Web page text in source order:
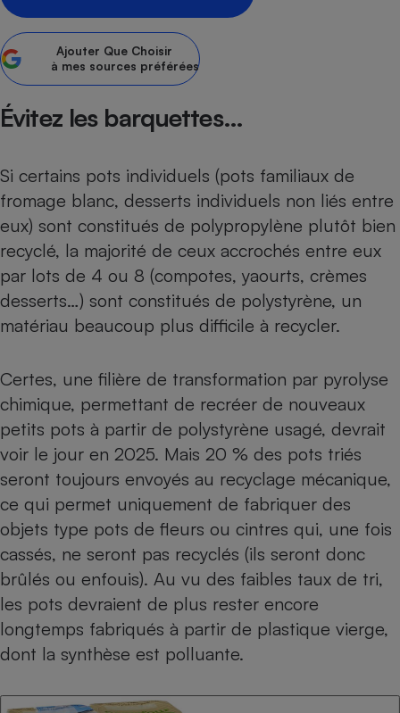
Ajouter Que Choisir
à mes sources préférées
Évitez les barquettes…
Si certains pots individuels (pots familiaux de
fromage blanc, desserts individuels non liés entre
eux) sont constitués de polypropylène plutôt bien
recyclé, la majorité de ceux accrochés entre eux
par lots de 4 ou 8 (compotes, yaourts, crèmes
desserts…) sont constitués de polystyrène, un
matériau beaucoup plus difficile à recycler.
Certes, une filière de transformation par pyrolyse
chimique, permettant de recréer de nouveaux
petits pots à partir de polystyrène usagé, devrait
voir le jour en 2025. Mais 20 % des pots triés
seront toujours envoyés au recyclage mécanique,
ce qui permet uniquement de fabriquer des
objets type pots de fleurs ou cintres qui, une fois
cassés, ne seront pas recyclés (ils seront donc
brûlés ou enfouis). Au vu des faibles taux de tri,
les pots devraient de plus rester encore
longtemps fabriqués à partir de plastique vierge,
dont la synthèse est polluante.
bouteille
Banque
Lave-linge
Plaque de cuisson à
induction
Climatiseur -
Téléviseur
Téléphone mobile -
Smartphone
Antivirus
Matelas
Climatiseur -
Ventilateur
Antimoustique